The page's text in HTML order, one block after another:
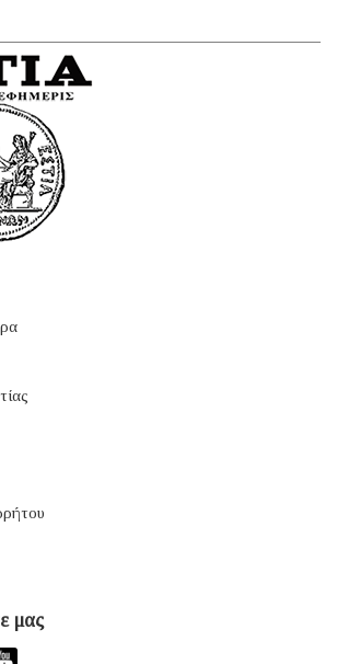
μας